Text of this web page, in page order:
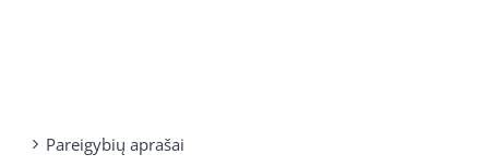
Pareigybių aprašai